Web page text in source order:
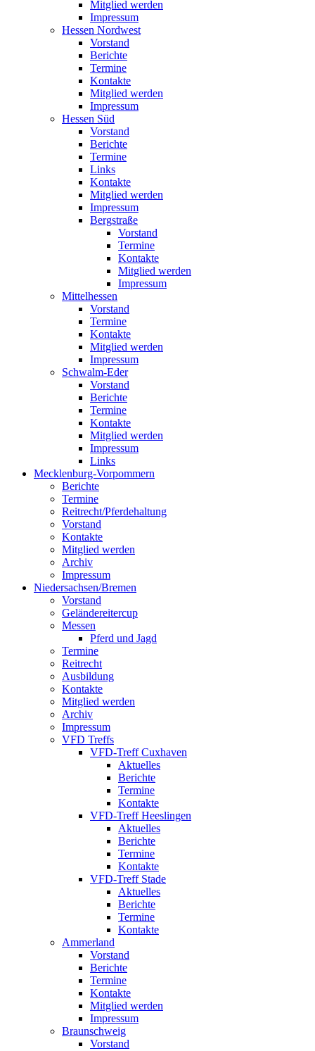
Mitglied werden
Impressum
Hessen Nordwest
Vorstand
Berichte
Termine
Kontakte
Mitglied werden
Impressum
Hessen Süd
Vorstand
Berichte
Termine
Links
Kontakte
Mitglied werden
Impressum
Bergstraße
Vorstand
Termine
Kontakte
Mitglied werden
Impressum
Mittelhessen
Vorstand
Termine
Kontakte
Mitglied werden
Impressum
Schwalm-Eder
Vorstand
Berichte
Termine
Kontakte
Mitglied werden
Impressum
Links
Mecklenburg-Vorpommern
Berichte
Termine
Reitrecht/Pferdehaltung
Vorstand
Kontakte
Mitglied werden
Archiv
Impressum
Niedersachsen/Bremen
Vorstand
Geländereitercup
Messen
Pferd und Jagd
Termine
Reitrecht
Ausbildung
Kontakte
Mitglied werden
Archiv
Impressum
VFD Treffs
VFD-Treff Cuxhaven
Aktuelles
Berichte
Termine
Kontakte
VFD-Treff Heeslingen
Aktuelles
Berichte
Termine
Kontakte
VFD-Treff Stade
Aktuelles
Berichte
Termine
Kontakte
Ammerland
Vorstand
Berichte
Termine
Kontakte
Mitglied werden
Impressum
Braunschweig
Vorstand